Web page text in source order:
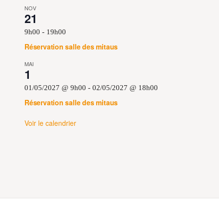
NOV
21
9h00 - 19h00
Réservation salle des mitaus
MAI
1
01/05/2027 @ 9h00 - 02/05/2027 @ 18h00
Réservation salle des mitaus
Voir le calendrier